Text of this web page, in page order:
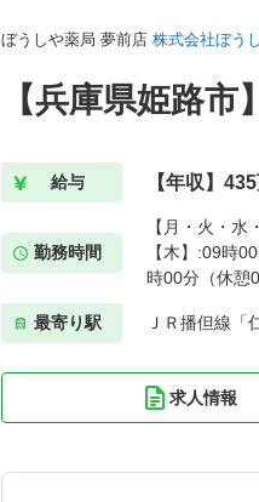
ぼうしや薬局 夢前店 株式会社ぼう
【兵庫県姫路
給与 【年収】
勤務時間
【月・火・水
【木】:09時
時00分（休憩0
最寄り駅 ＪＲ播但線
求人情報